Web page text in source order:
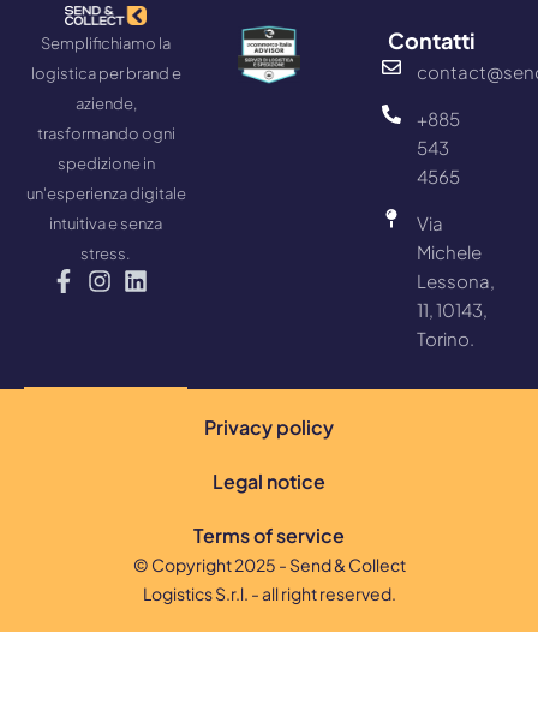
Semplifichiamo la
logistica per brand e
aziende,
trasformando ogni
spedizione in
un'esperienza digitale
intuitiva e senza
stress.
Contatti
+885
543
4565
Via
Michele
Lessona,
11, 10143,
Torino.
© Copyright 2025 - Send & Collect
Logistics S.r.l. - all right reserved.
Privacy policy
Legal notice
Terms of service